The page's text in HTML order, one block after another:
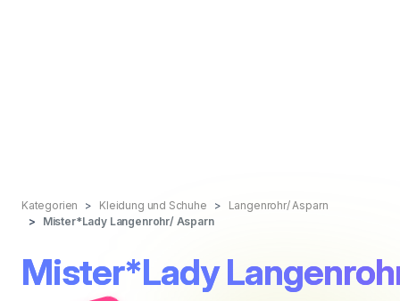
Kategorien Kleidung und Schuhe
Langenrohr/ Asparn
Mister*Lady Langenrohr/ Asparn
Mister*Lady